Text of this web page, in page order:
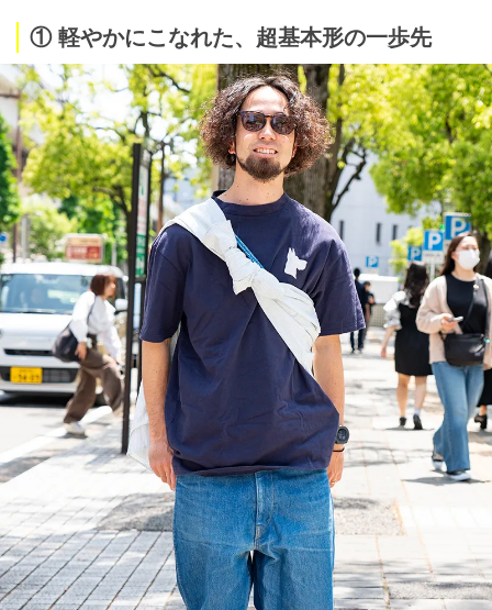
① 軽やかにこなれた、超基本形の一歩先